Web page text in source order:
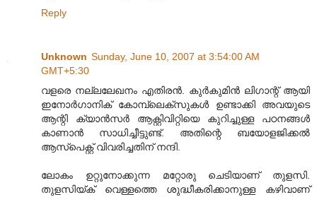
Reply
Unknown Sunday, June 10, 2007 at 3:54:00 AM
GMT+5:30
വളരെ നല്ലലേഖനം എതിരന്‍. കുര്‍കുമിന്‍ ലിഗാന്റ് ആയി
ഇനോര്‍ഗാനിക് കോമ്പ്ലെക്സുകള്‍ ഉണ്ടാക്കി അവയുടെ
ആന്റി ക്യാന്‍സര്‍ ആക്റ്റിവിറ്റിയെ കുറിച്ചുള്ള പഠനങ്ങള്‍
കാണാന്‍ സാധിച്ചീട്ടുണ്ട്. അതിന്റെ ബയോളജിക്കല്‍
ആസ്പെക്റ്റ് വിവരിച്ചതിന് നന്ദി.
ലോകം ഉറ്റുനോക്കുന്ന മറ്റോരു ചെടിയാണ് തുളസി.
തുളസിയ്ക് വെള്ളത്തെ ശുദ്ധീകരിക്കാനുള്ള കഴിവാണ്